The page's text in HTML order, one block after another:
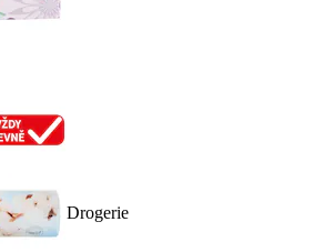
Drogerie